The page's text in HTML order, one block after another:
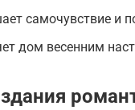
самочувствие и
дом весенним